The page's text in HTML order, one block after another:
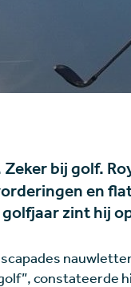
bij golf.
en
zint hij
constateerde